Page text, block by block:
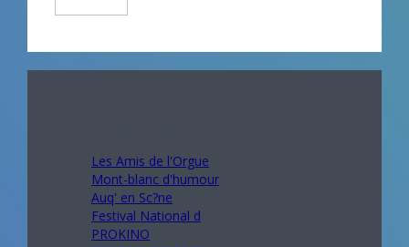
Les Amis de l'Orgue
Mont-blanc d'humour
Auq' en Sc?ne
Festival National d
PROKINO